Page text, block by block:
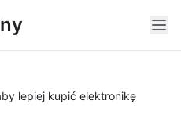
lepiej kupić elektronikę